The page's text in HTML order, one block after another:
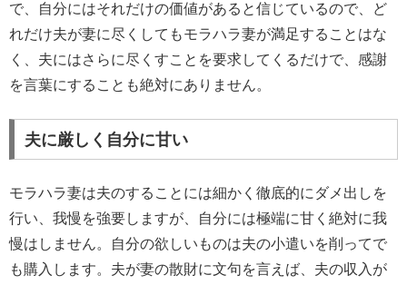
で、自分にはそれだけの価値があると信じているので、ど
れだけ夫が妻に尽くしてもモラハラ妻が満足することはな
く、夫にはさらに尽くすことを要求してくるだけで、感謝
を言葉にすることも絶対にありません。
夫に厳しく自分に甘い
モラハラ妻は夫のすることには細かく徹底的にダメ出しを
行い、我慢を強要しますが、自分には極端に甘く絶対に我
慢はしません。自分の欲しいものは夫の小遣いを削ってで
も購入します。夫が妻の散財に文句を言えば、夫の収入が